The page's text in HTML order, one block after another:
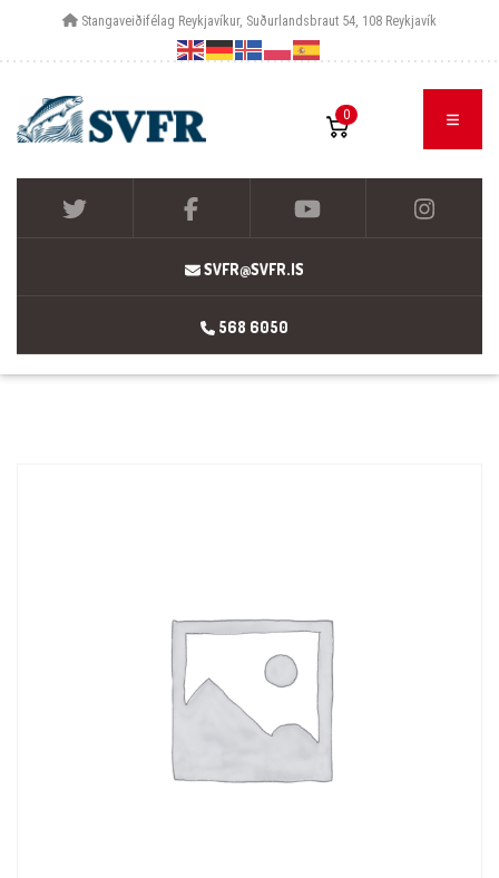
Stangaveiðifélag Reykjavíkur, Suðurlandsbraut 54, 108 Reykjavík
0
SVFR@SVFR.IS
568 6050